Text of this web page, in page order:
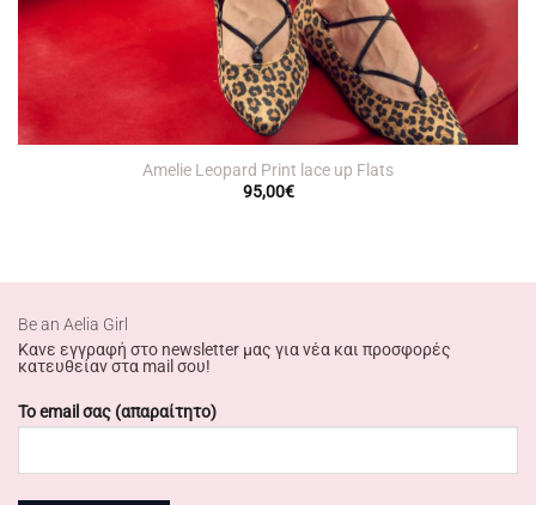
Amelie Leopard Print lace up Flats
95,00€
Βe an Αelia Girl
Κανε εγγραφή στο newsletter μας για νέα και προσφορές
κατευθείαν στα mail σου!
Το email σας (απαραίτητο)